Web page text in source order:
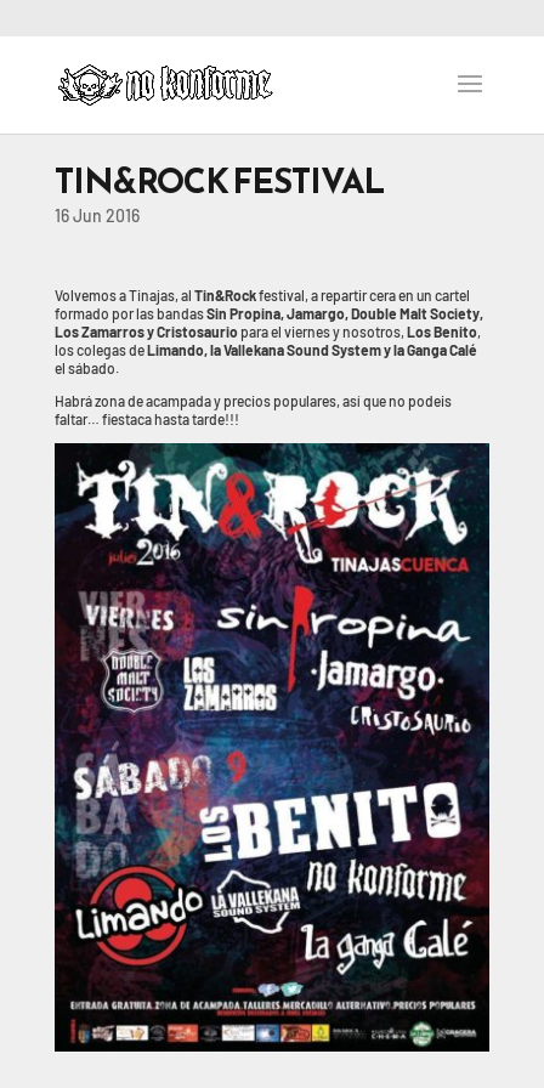
TIN&ROCK FESTIVAL
16 Jun 2016
Volvemos a Tinajas, al Tin&Rockfestival, a repartir cera en un cartel
formado por las bandasSin Propina, Jamargo, Double Malt Society,
Los Zamarros y Cristosauriopara el viernes y nosotros, Los Benito,
los colegas deLimando, la Vallekana Sound System y la Ganga Calé
el sábado.
Habrá zona de acampada y precios populares, así que no podeis
faltar… fiestaca hasta tarde!!!